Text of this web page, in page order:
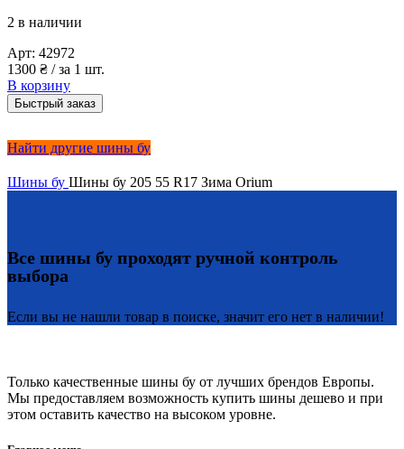
2 в наличии
Арт: 42972
1300 ₴ / за 1 шт.
В корзину
Быстрый заказ
Найти другие шины бу
Шины бу Шины бу 205 55 R17 Зима Orium
Все шины бу проходят ручной контроль
выбора
Если вы не нашли товар в поиске, значит его нет в наличии!
Только качественные шины бу от лучших брендов Европы.
Мы предоставляем возможность купить шины дешево и при
этом оставить качество на высоком уровне.